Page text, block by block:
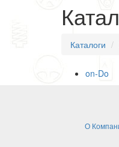
Каталоги
on-Do
О